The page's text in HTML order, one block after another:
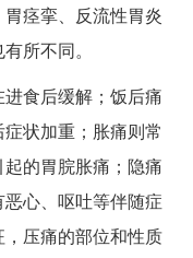
痉挛、反流性胃炎
所不同。
食后缓解；饭后痛
状加重；胀痛则常
的胃脘胀痛；隐痛
心、呕吐等伴随症
压痛的部位和性质